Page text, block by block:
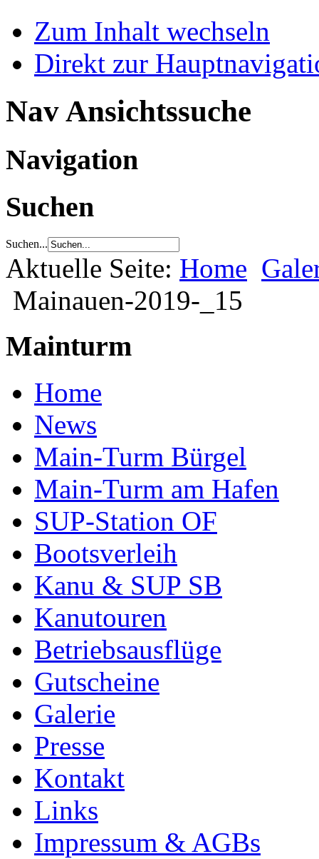
Zum Inhalt wechseln
Direkt zur
Nav Ansichtssuche
Navigation
Suchen
Suchen...
Aktuelle Seite: Home
Mainauen-2019-_15
Mainturm
Home
News
Main-Turm Bürgel
Main-Turm am Hafen
SUP-Station OF
Bootsverleih
Kanu & SUP SB
Kanutouren
Betriebsausflüge
Gutscheine
Galerie
Presse
Kontakt
Links
Impressum & AGBs